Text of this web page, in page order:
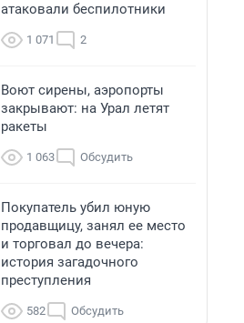
атаковали беспилотники
1 071 2
Воют сирены, аэропорты
закрывают: на Урал летят
ракеты
1 063 Обсудить
Покупатель убил юную
продавщицу, занял ее место
и торговал до вечера:
история загадочного
преступления
582 Обсудить